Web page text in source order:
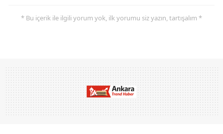
* Bu içerik ile ilgili yorum yok, ilk yorumu siz yazın, tartışalım *